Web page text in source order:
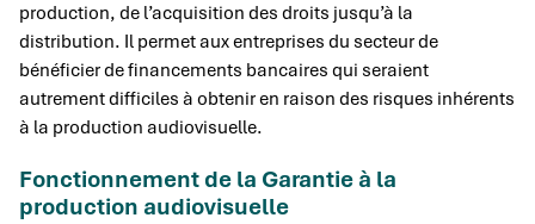
production, de l’acquisition des droits jusqu’à la
distribution. Il permet aux entreprises du secteur de
bénéficier de financements bancaires qui seraient
autrement difficiles à obtenir en raison des risques inhérents
à la production audiovisuelle.
Fonctionnement de la Garantie à la
production audiovisuelle